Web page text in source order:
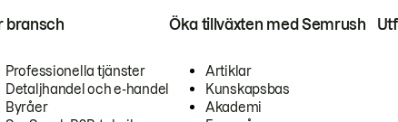
bransch
Professionella tjänster
Detaljhandel och e-handel
Byråer
Öka tillväxten med Semrush
Artiklar
Kunskapsbas
Akademi